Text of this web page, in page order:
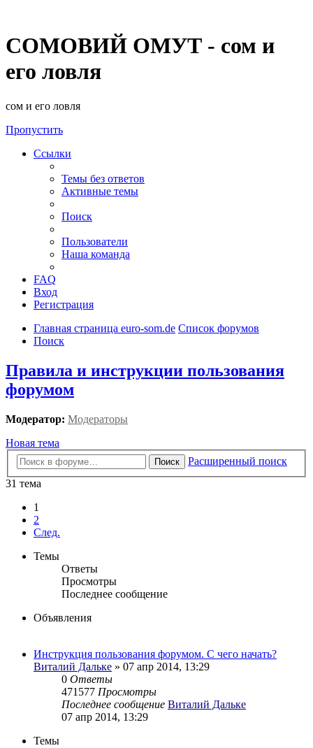
СОМОВИЙ ОМУТ - сом и
его ловля
сом и его ловля
Пропустить
Ссылки
Темы без ответов
Активные темы
Поиск
Пользователи
Наша команда
FAQ
Вход
Регистрация
Главная страница euro-som.de Список форумов
Поиск
Правила и инструкции пользования
форумом
Модератор: Модераторы
Новая тема
Поиск
Расширенный поиск
31 тема
1
2
След.
Темы
Ответы
Просмотры
Последнее сообщение
Объявления
Инструкция пользования форумом. С чего начать?
Виталий Дальке » 07 апр 2014, 13:29
0 Ответы
471577 Просмотры
Последнее сообщение Виталий Дальке
07 апр 2014, 13:29
Темы